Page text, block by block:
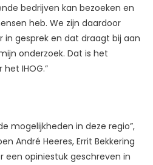
bedrijven kan bezoeken en
heb. We zijn daardoor
gesprek en dat draagt bij aan
onderzoek. Dat is het
IHOG.”
mogelijkheden in deze regio”,
André Heeres, Errit Bekkering
een opiniestuk geschreven in